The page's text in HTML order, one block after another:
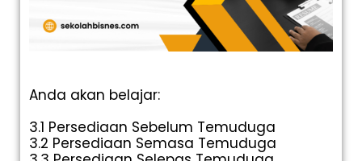
Anda akan belajar:
3.1 Persediaan Sebelum Temuduga
3.2 Persediaan Semasa Temuduga